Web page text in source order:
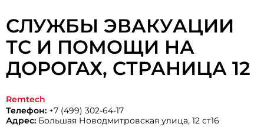
СЛУЖБЫ ЭВАКУАЦИИ
ТС И ПОМОЩИ НА
ДОРОГАХ, CТРАНИЦА 12
Remtech
Телефон: +7 (499) 302-64-17
Адрес: Большая Новодмитровская улица, 12 ст16